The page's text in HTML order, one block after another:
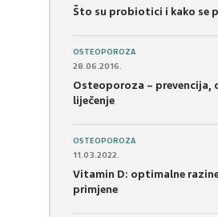
Što su probiotici i kako se
OSTEOPOROZA
28.06.2016.
Osteoporoza – prevencija,
liječenje
OSTEOPOROZA
11.03.2022.
Vitamin D: optimalne
primjene